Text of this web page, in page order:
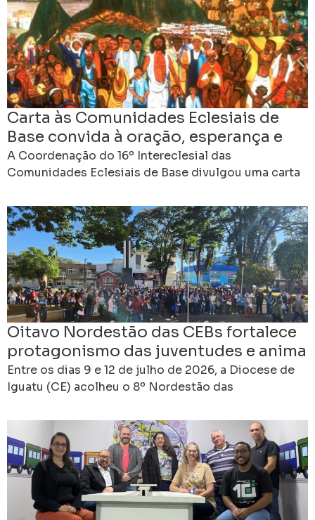
Carta às Comunidades Eclesiais de
Base convida à oração, esperança e
compromisso rumo ao 16º
Intereclesial
A Coordenação do 16º Intereclesial das
Comunidades Eclesiais de Base divulgou uma carta
viverem desde já
Oitavo Nordestão das CEBs fortalece
protagonismo das juventudes e anima
caminhada rumo ao 16º Intereclesial
Entre os dias 9 e 12 de julho de 2026, a Diocese de
Iguatu (CE) acolheu o 8º Nordestão das